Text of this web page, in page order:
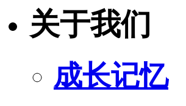
关于我们
成长记忆